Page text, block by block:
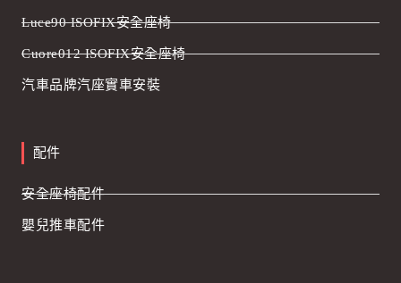
Luce90 ISOFIX安全座椅
Cuore012 ISOFIX安全座椅
汽車品牌汽座實車安裝
配件
安全座椅配件
嬰兒推車配件